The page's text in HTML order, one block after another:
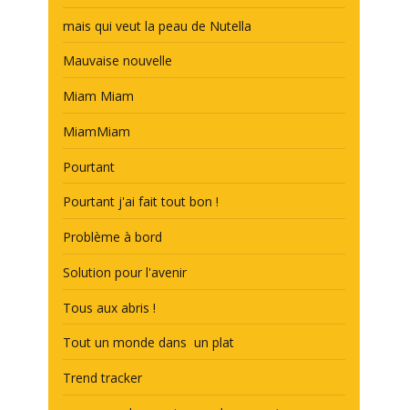
mais qui veut la peau de Nutella
Mauvaise nouvelle
Miam Miam
MiamMiam
Pourtant
Pourtant j'ai fait tout bon !
Problème à bord
Solution pour l'avenir
Tous aux abris !
Tout un monde dans un plat
Trend tracker